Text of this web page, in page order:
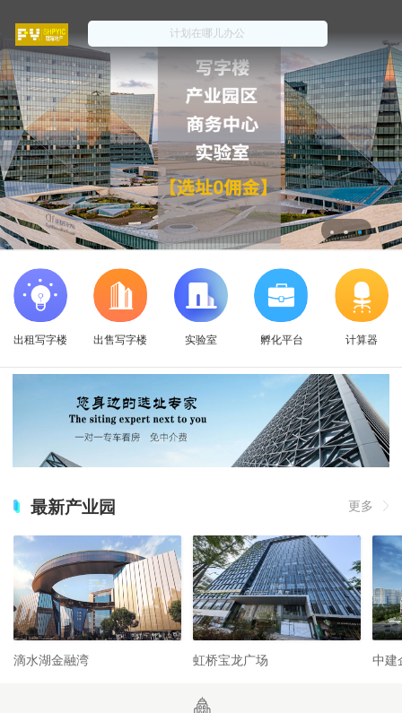
出租写字楼 出售写字楼 实验室 孵化平台 计算器
最新产业园 更多
滴水湖金融湾 虹桥宝龙广场 中建